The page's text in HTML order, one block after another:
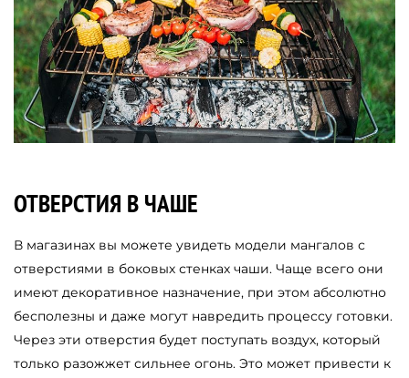
ОТВЕРСТИЯ В ЧАШЕ
В магазинах вы можете увидеть модели мангалов с
отверстиями в боковых стенках чаши. Чаще всего они
имеют декоративное назначение, при этом абсолютно
бесполезны и даже могут навредить процессу готовки.
Через эти отверстия будет поступать воздух, который
только разожжет сильнее огонь. Это может привести к